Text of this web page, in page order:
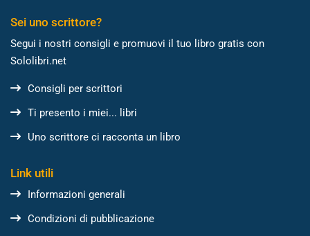
Sei uno scrittore?
Segui i nostri consigli e promuovi il tuo libro gratis con
Sololibri.net
Consigli per scrittori
Ti presento i miei... libri
Uno scrittore ci racconta un libro
Link utili
Informazioni generali
Condizioni di pubblicazione